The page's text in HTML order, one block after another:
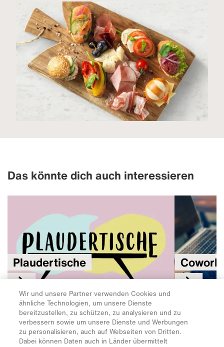
Wir und unsere Partner verwenden Cookies und
ähnliche Technologien, um unsere Dienste
bereitzustellen, zu schützen, zu analysieren und zu
verbessern sowie um unsere Dienste und Werbungen
zu personalisieren, auch auf Webseiten von Dritten.
Dabei können Daten auch in Länder übermittelt